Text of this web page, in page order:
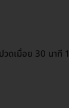
ดเมื่อย 30 นาที 1